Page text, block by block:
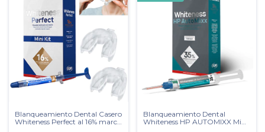
Blanqueamiento Dental Casero
Whiteness Perfect al 16% marca
Blanqueamiento Dental
Whiteness HP AUTOMIXX Mini